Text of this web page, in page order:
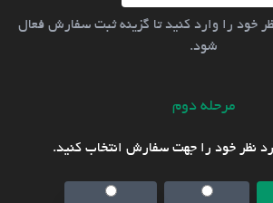
خود را وارد کنید تا گزینه ثبت سفارش فعال
شود.
مرحله دوم
نظر خود را جهت سفارش انتخاب کنید.